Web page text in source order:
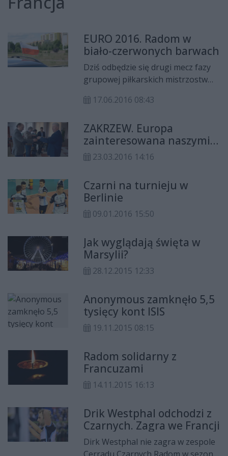
EURO 2016. Radom w
biało-czerwonych barwach
Dziś odbędzie się drugi mecz fazy
grupowej piłkarskich mistrzostw
zagra z Niemcami dziś o godz. 21.
pójdzie tak dobrze, jak podczas
historycznego meczu na Stadionie
Narodowym w Warszawie w
17.06.2016 08:43
ZAKRZEW. Europa
zainteresowana naszymi
gospodarstwami?
23.03.2016 14:16
Czarni na turnieju w
Berlinie
09.01.2016 15:50
Jak wyglądają święta w
Marsylii?
28.12.2015 12:33
Anonymous zamknęło 5,5
tysięcy kont ISIS
19.11.2015 08:15
Radom solidarny z
Francuzami
14.11.2015 16:13
Drik Westphal odchodzi z
Czarnych. Zagra we Francji
Dirk Westphal nie zagra w zespole